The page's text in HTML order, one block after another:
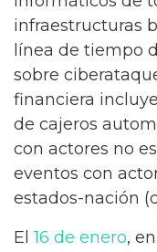
infraestructuras
línea de tiempo
sobre
financiera
de cajeros
con actores no
eventos con
estados-nación
El16 de enero,